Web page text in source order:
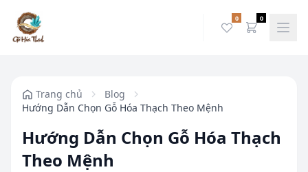
0 0
Trang chủ
Blog
Hướng Dẫn Chọn Gỗ Hóa Thạch Theo Mệnh
Hướng Dẫn Chọn Gỗ Hóa Thạch
Theo Mệnh